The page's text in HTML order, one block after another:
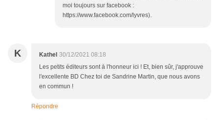
moi toujours sur facebook :
https://www.facebook.com/lyvres).
K Kathel 30/12/2021 08:18
Les petits éditeurs sont à l'honneur ici ! Et, bien sûr, j'approuve
l'excellente BD Chez toi de Sandrine Martin, que nous avons
en commun !
Répondre